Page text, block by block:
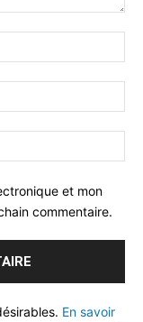
et mon
commentaire.
En savoir